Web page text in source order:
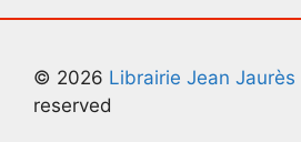
© 2026 Librairie Jean Jaurès
reserved